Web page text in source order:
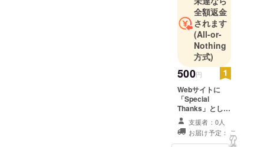
中心に全国
をまわる。
後に足立技
術専門校
木工科（現
東京都立城
東職業能力
開発セン
ター）で木
工を学ぶ。
特注家具屋
全額返金
されます
(All-or-
Nothing
方式)
500円
Webサイトに
「Special
Thanks」として
お名前を掲載い
たします。
支援者：0人
お届け予定： こ
の
リ